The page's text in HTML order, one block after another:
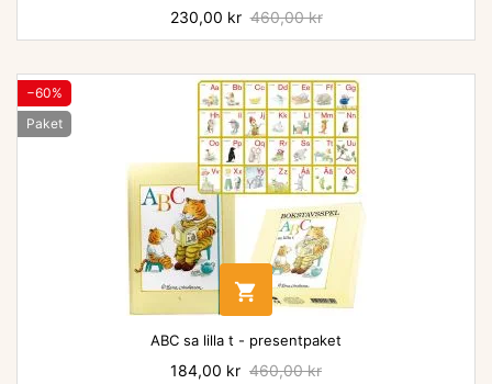
Pris
230,00 kr Baspris
460,00 kr
−60%
Paket

ABC sa lilla t - presentpaket
Pris
184,00 kr Baspris
460,00 kr